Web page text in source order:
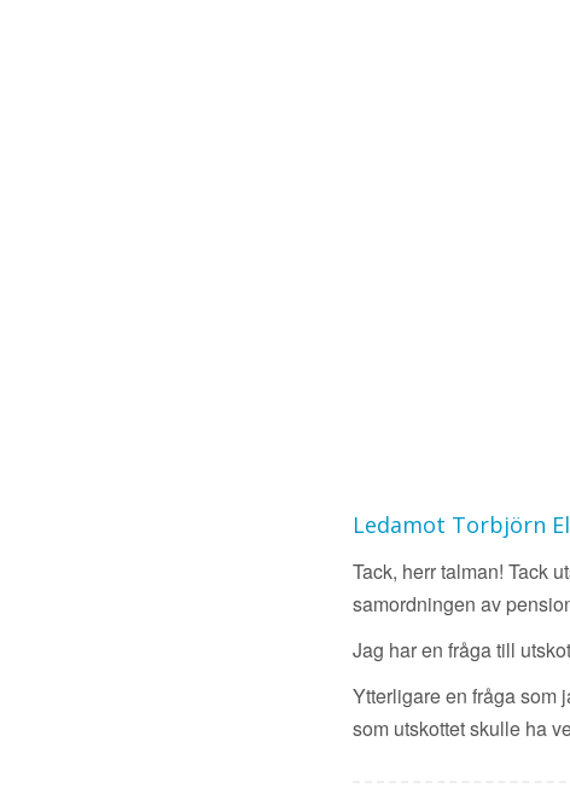
Ledamot Torbjörn
Tack, herr talman! Tack
samordningen av
Jag har en fråga till
Ytterligare en fråga som
som utskottet skulle ha